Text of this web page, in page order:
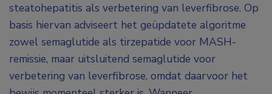
steatohepatitis als verbetering van leverfibrose. Op
basis hiervan adviseert het geüpdatete algoritme
zowel semaglutide als tirzepatide voor MASH-
remissie, maar uitsluitend semaglutide voor
verbetering van leverfibrose, omdat daarvoor het